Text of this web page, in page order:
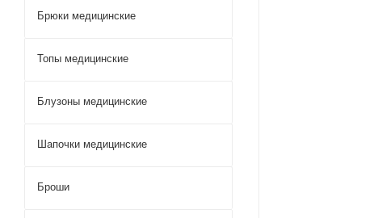
Брюки медицинские
Топы медицинские
Блузоны медицинские
Шапочки медицинские
Броши